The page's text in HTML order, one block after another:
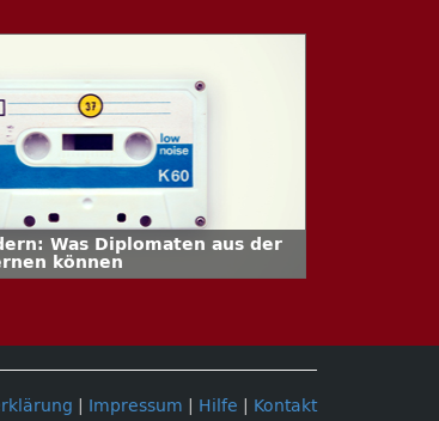
Was Diplomaten aus der
können
Impressum Hilfe Kontakt